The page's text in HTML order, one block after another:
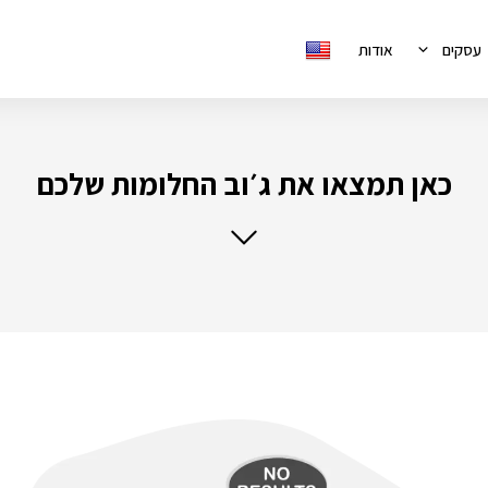
עסקים אודות
כאן תמצאו את ג׳וב החלומות שלכם